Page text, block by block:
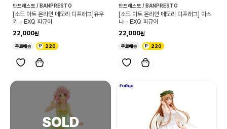
반프레스토 / BANPRESTO
[소드 아트 온라인 메모리 디프래그]유우
키 - EXQ 피규어
22,000
무료배송 220
반프레스토 / BANPRESTO
[소드 아트 온라인 메모리 디프래그] 아스
나 - EXQ 피규어
22,000
무료배송 220